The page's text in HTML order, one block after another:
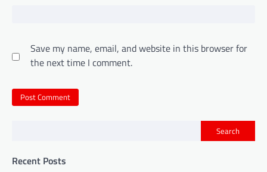
Save my name, email, and website in this browser for
the next time I comment.
Search
Recent Posts